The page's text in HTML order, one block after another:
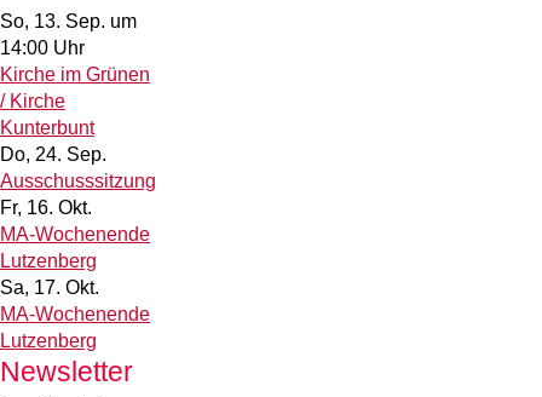
So, 13. Sep. um
14:00 Uhr
Kirche im Grünen
/ Kirche
Kunterbunt
Do, 24. Sep.
Ausschusssitzung
Fr, 16. Okt.
MA-Wochenende
Lutzenberg
Sa, 17. Okt.
MA-Wochenende
Lutzenberg
Newsletter